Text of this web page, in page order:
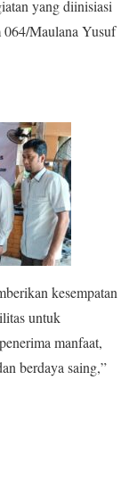
yang diinisiasi
064/Maulana Yusuf
kesempatan
untuk
manfaat,
berdaya saing,”